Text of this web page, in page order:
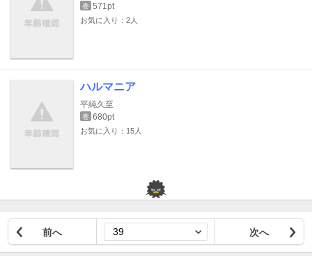
巻 571pt
お気に入り：2人
ハルマニア
平純久至
巻 680pt
お気に入り：15人
前へ 次へ